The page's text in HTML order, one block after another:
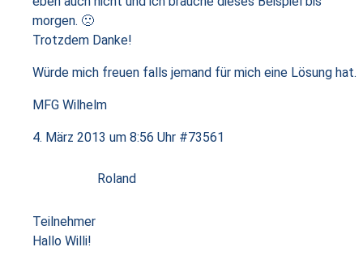
morgen. 🙁
Trotzdem Danke!
Würde mich freuen falls jemand für mich eine Lösung hat.
MFG Wilhelm
4. März 2013 um 8:56 Uhr #73561
Roland
Teilnehmer
Hallo Willi!